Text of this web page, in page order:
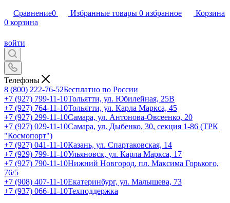
Сравнение0 Избранные товары 0 избранное
Корзина
0 корзина
войти
Телефоны
8 (800) 222-76-52Бесплатно по России
+7 (927) 799-11-10Тольятти, ул. Юбилейная, 25В
+7 (927) 764-11-10Тольятти, ул. Карла Маркса, 45
+7 (927) 299-11-10Самара, ул. Антонова-Овсеенко, 20
+7 (927) 029-11-10Самара, ул. Дыбенко, 30, секция 1-86 (ТРК
"Космопорт")
+7 (927) 041-11-10Казань, ул. Спартаковская, 14
+7 (929) 799-11-10Ульяновск, ул. Карла Маркса, 17
+7 (927) 790-11-10Нижний Новгород, пл. Максима Горького,
76/5
+7 (908) 407-11-10Екатеринбург, ул. Малышева, 73
+7 (937) 066-11-10Техподдержка